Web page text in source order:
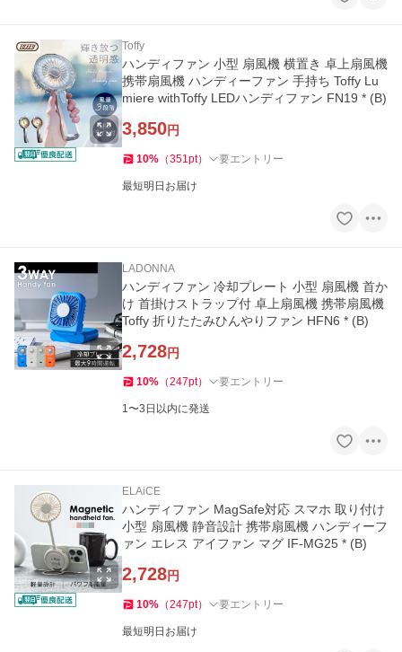
Toffy
ハンディファン 小型 扇風機 横置き 卓上扇風機
携帯扇風機 ハンディーファン 手持ち Toffy Lu
miere withToffy LEDハンディファン FN19 * (B)
3,850円
10% （351pt） 要エントリー
最短明日お届け
LADONNA
ハンディファン 冷却プレート 小型 扇風機 首か
け 首掛けストラップ付 卓上扇風機 携帯扇風機
Toffy 折りたたみひんやりファン HFN6 * (B)
2,728円
10% （247pt） 要エントリー
1〜3日以内に発送
ELAiCE
ハンディファン MagSafe対応 スマホ 取り付け
小型 扇風機 静音設計 携帯扇風機 ハンディーフ
ァン エレス アイファン マグ IF-MG25 * (B)
2,728円
10% （247pt） 要エントリー
最短明日お届け